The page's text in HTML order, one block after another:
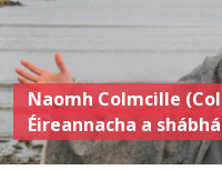
Naomh Colmcille
Éireannacha a